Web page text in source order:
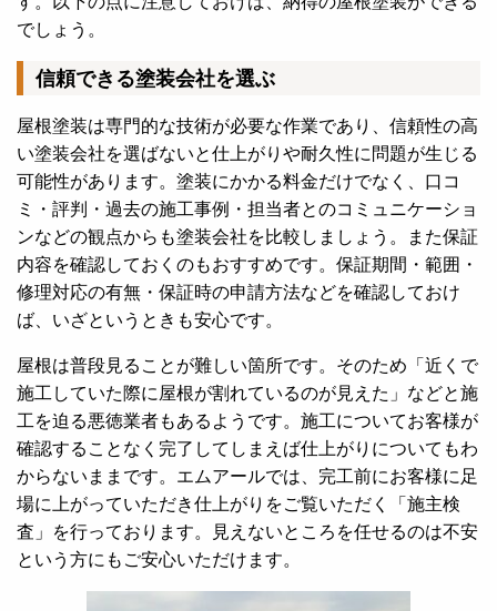
でしょう。
信頼できる塗装会社を選ぶ
屋根塗装は専門的な技術が必要な作業であり、信頼性の高
い塗装会社を選ばないと仕上がりや耐久性に問題が生じる
可能性があります。塗装にかかる料金だけでなく、口コ
ミ・評判・過去の施工事例・担当者とのコミュニケーショ
ンなどの観点からも塗装会社を比較しましょう。
また保証
内容を確認しておくのもおすすめです。保証期間・範囲・
修理対応の有無・保証時の申請方法などを確認しておけ
ば、いざというときも安心です。
屋根は普段見ることが難しい箇所です。そのため「近くで
施工していた際に屋根が割れているのが見えた」などと施
工を迫る悪徳業者もあるようです。施工についてお客様が
確認することなく完了してしまえば仕上がりについてもわ
からないままです。エムアールでは、完工前にお客様に足
場に上がっていただき仕上がりをご覧いただく「施主検
査」を行っております。見えないところを任せるのは不安
という方にもご安心いただけます。